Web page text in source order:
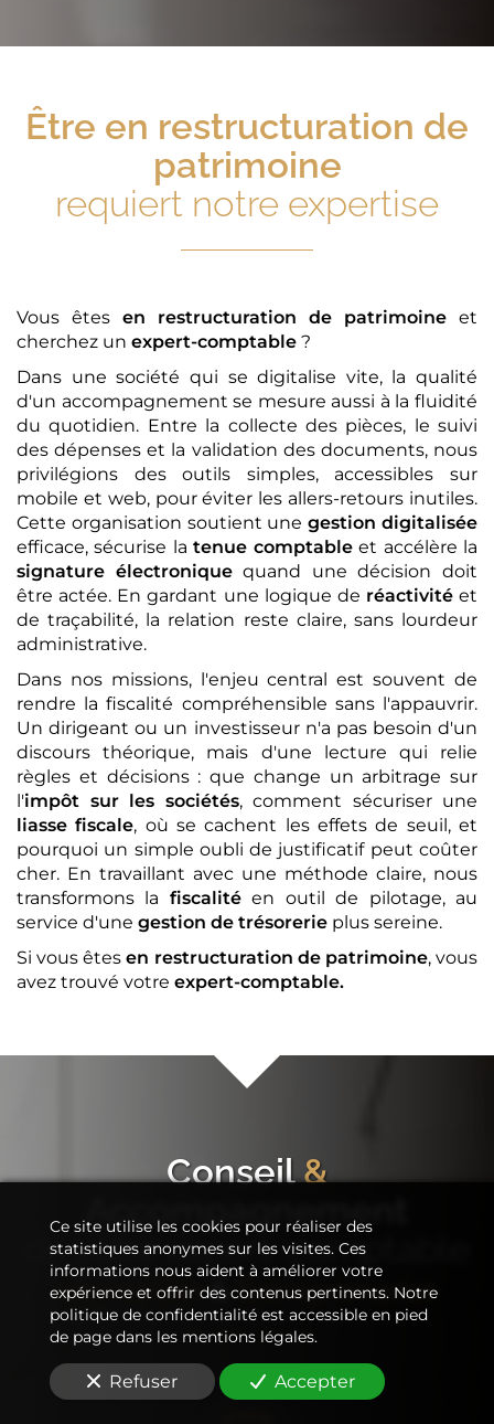
Être en restructuration de
patrimoine
requiert notre expertise
Vous êtes en restructuration de patrimoine et
cherchez un expert-comptable ?
Dans une société qui se digitalise vite, la qualité
d'un accompagnement se mesure aussi à la fluidité
du quotidien. Entre la collecte des pièces, le suivi
des dépenses et la validation des documents, nous
privilégions des outils simples, accessibles sur
mobile et web, pour éviter les allers-retours inutiles.
Cette organisation soutient unegestion digitalisée
efficace, sécurise latenue comptableet accélère la
signature électroniquequand une décision doit
être actée. En gardant une logique de réactivitéet
de traçabilité, la relation reste claire, sans lourdeur
administrative.
Dans nos missions, l'enjeu central est souvent de
rendre la fiscalité compréhensible sans l'appauvrir.
Un dirigeant ou un investisseur n'a pas besoin d'un
discours théorique, mais d'une lecture qui relie
règles et décisions : que change un arbitrage sur
l'impôt sur les sociétés, comment sécuriser une
liasse fiscale, où se cachent les effets de seuil, et
pourquoi un simple oubli de justificatif peut coûter
cher. En travaillant avec une méthode claire, nous
transformons la fiscalitéen outil de pilotage, au
service d'une gestion de trésorerie plus sereine.
Si vous êtesen restructuration de patrimoine, vous
avez trouvé votre expert-comptable.
Conseil&
Accompagnement
de votreexpert-comptable
Immobilier&Entreprenariat
Ce site utilise les cookies pour réaliser des
statistiques anonymes sur les visites. Ces
informations nous aident à améliorer votre
expérience et offrir des contenus pertinents. Notre
politique de confidentialité est accessible en pied
de page dans les mentions légales.
Refuser Accepter